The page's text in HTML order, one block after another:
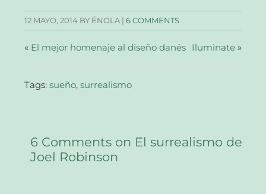
una
ventana
nueva)
una
ventana
nueva)
una
ventana
nueva)
a
un
amigo
abre
en
12 MAYO, 2014 BY ÉNOLA |6 COMMENTS
« El mejor homenaje al diseño danés Iluminate»
Tags:sueño,surrealismo
6 Comments on El surrealismo de
Joel Robinson